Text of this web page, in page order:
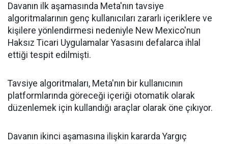
Davanın ilk aşamasında Meta'nın tavsiye
algoritmalarının genç kullanıcıları zararlı içeriklere ve
kişilere yönlendirmesi nedeniyle New Mexico'nun
Haksız Ticari Uygulamalar Yasasını defalarca ihlal
ettiği tespit edilmişti.
Tavsiye algoritmaları, Meta'nın bir kullanıcının
platformlarında göreceği içeriği otomatik olarak
düzenlemek için kullandığı araçlar olarak öne çıkıyor.
Davanın ikinci aşamasına ilişkin kararda Yargıç